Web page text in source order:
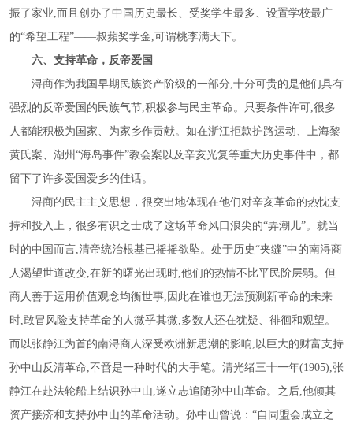
振了家业,而且创办了中国历史最长、受奖学生最多、设置学校最广
的“希望工程”——叔蘋奖学金,可谓桃李满天下。
六、支持革命，反帝爱国
浔商作为我国早期民族资产阶级的一部分 ,十分可贵的是他们具有
强烈的反帝爱国的民族气节,积极参与民主革命。只要条件许可,很多
人都能积极为国家、为家乡作贡献。如在浙江拒款护路运动、上海黎
黄氏案、湖州“海岛事件”教会案以及辛亥光复等重大历史事件中，都
留下了许多爱国爱乡的佳话。
浔商的民主主义思想，很突出地体现在他们对辛亥革命的热忱支
持和投入上，很多有识之士成了这场革命风口浪尖的“弄潮儿”。就当
时的中国而言,清帝统治根基已摇摇欲坠。处于历史“夹缝”中的南浔商
人渴望世道改变,在新的曙光出现时,他们的热情不比平民阶层弱。但
商人善于运用价值观念均衡世事,因此在谁也无法预测新革命的未来
时,敢冒风险支持革命的人微乎其微,多数人还在犹疑、徘徊和观望。
而以张静江为首的南浔商人深受欧洲新思潮的影响,以巨大的财富支持
孙中山反清革命,不啻是一种时代的大手笔。清光绪三十一年(1905),张
静江在赴法轮船上结识孙中山,遂立志追随孙中山革命。之后,他倾其
资产接济和支持孙中山的革命活动。孙中山曾说：“自同盟会成立之